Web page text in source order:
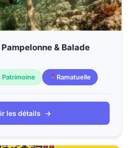
& Balade
Patrimoine Ramatuelle
les détails →